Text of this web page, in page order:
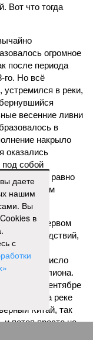
Вот что тогда
огромное
после периода
го. Но всё
устремился в реки,
весенние ливни
в
накрыло
оказались
под собой
что равно
Калужским
на первом
бедствий,
человек, число
4 миллиона.
Так, в сентябре
дамбы на реке
Китай, так
и потоп просто не
даете
нашим
Вы
в
с